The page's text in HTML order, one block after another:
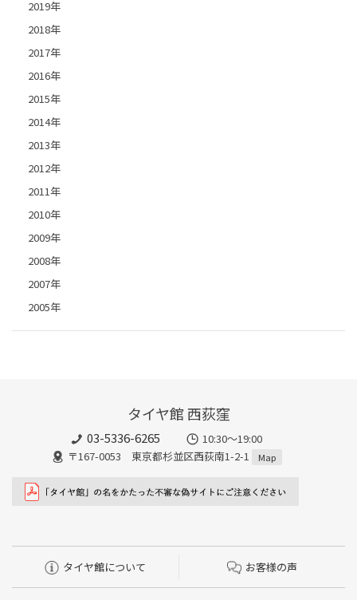
2019年
2018年
2017年
2016年
2015年
2014年
2013年
2012年
2011年
2010年
2009年
2008年
2007年
2005年
タイヤ館 西荻窪
03-5336-6265
10:30～19:00
〒167-0053 東京都杉並区西荻南1-2-1
Map
タイヤ館について お客様の声